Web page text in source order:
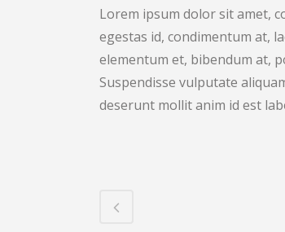
Lorem ipsum dolor sit amet,
egestas id, condimentum at,
elementum et, bibendum at,
Suspendisse vulputate
deserunt mollit anim id est